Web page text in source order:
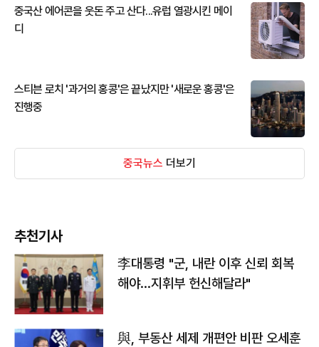
중국산 에어콘을 웃돈 주고 산다...유럽 열광시킨 메이
디
스티븐 로치 '과거의 홍콩'은 끝났지만 '새로운 홍콩'은
진행중
중국뉴스 더보기
추천기사
李대통령 "군, 내란 이후 신뢰 회복
해야…지휘부 헌신해달라"
與, 부동산 세제 개편안 비판 오세훈